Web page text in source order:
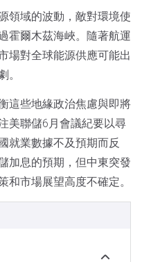
領域的波動，敵對環境使
霍爾木茲海峽。隨著航運
場對全球能源供應可能出
。
這些地緣政治焦慮與即將
美聯儲6月會議紀要以尋
就業數據不及預期而反
加息的預期，但中東突發
和市場展望高度不確定。